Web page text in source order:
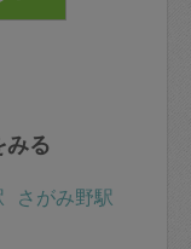
みる
さがみ野駅